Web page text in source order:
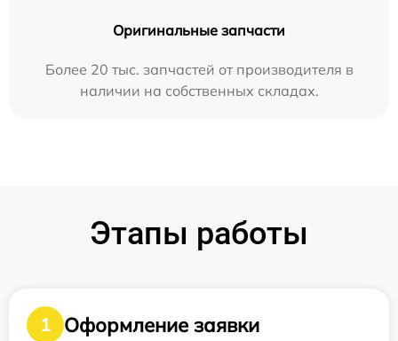
Оригинальные запчасти
Более 20 тыс. запчастей от производителя в
наличии на собственных складах.
Этапы работы
1
Оформление заявки